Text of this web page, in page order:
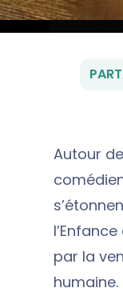
Autour
par la
humaine.